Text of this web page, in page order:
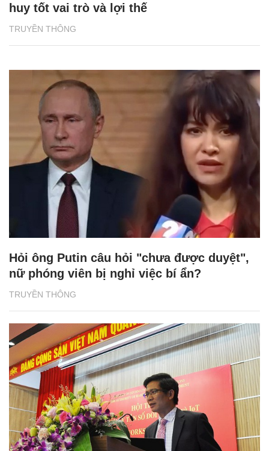
TRUYỀN THÔNG
huy tốt vai trò và lợi thế
TRUYỀN THÔNG
Hỏi ông Putin câu hỏi "chưa được duyệt",
nữ phóng viên bị nghỉ việc bí ẩn?